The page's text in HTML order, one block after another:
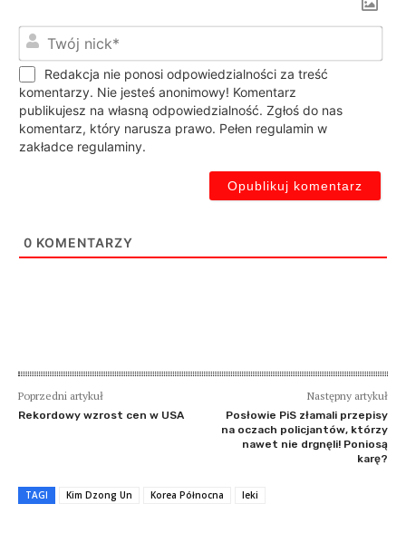
Redakcja nie ponosi odpowiedzialności za treść
komentarzy. Nie jesteś anonimowy! Komentarz
publikujesz na własną odpowiedzialność. Zgłoś do nas
komentarz, który narusza prawo. Pełen regulamin w
zakładce regulaminy.
0 KOMENTARZY
Poprzedni artykuł
Rekordowy wzrost cen w USA
Następny artykuł
Posłowie PiS złamali przepisy
na oczach policjantów, którzy
nawet nie drgnęli! Poniosą
karę?
TAGI Kim Dzong Un Korea Północna leki